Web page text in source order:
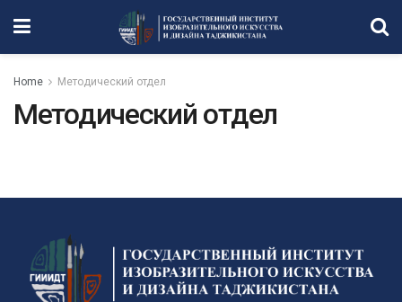
Home Методический отдел
Методический отдел